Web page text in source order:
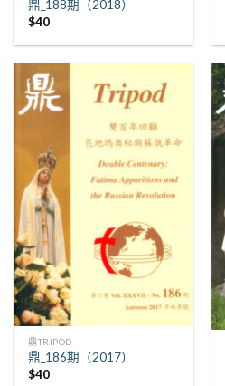
鼎_188期（2018）
$40
鼎TRIPOD
鼎_186期（2017）
$40